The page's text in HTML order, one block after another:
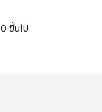
ขึ้นไป